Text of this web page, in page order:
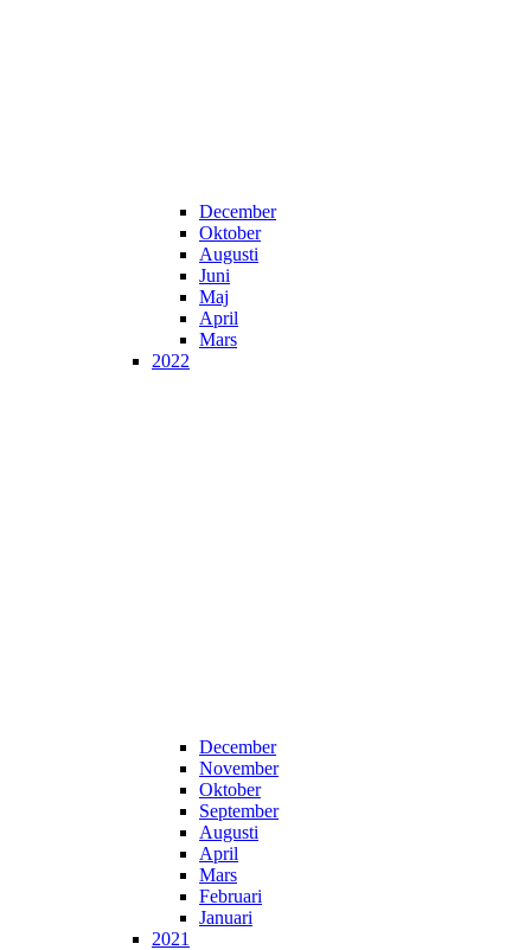
December
Oktober
Augusti
Juni
Maj
April
Mars
2022
December
November
Oktober
September
Augusti
April
Mars
Februari
Januari
2021